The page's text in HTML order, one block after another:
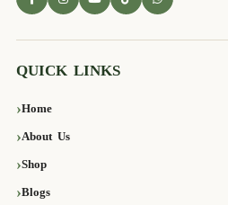
QUICK LINKS
Home
About Us
Shop
Blogs